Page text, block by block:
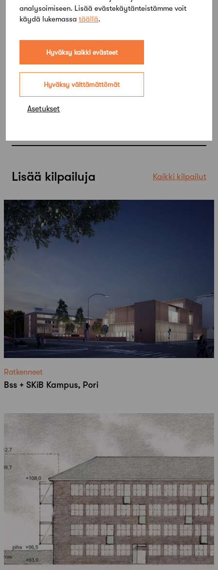
analysoimiseen. Lisää evästekäytänteistämme voit
käydä lukemassa täällä.
Hyväksy kaikki evästeet
Hyväksy välttämättömät
Asetukset
Lisää kilpailuja Kaikki kilpailut
Ratkenneet
Bss + SKiB Kampus, Pori